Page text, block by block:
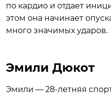
по кардио и отдает
этом она начинает
много значимых ударов.
Эмили Дюкот
Эмили — 28-летняя